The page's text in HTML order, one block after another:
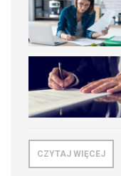
CZYTAJ WIĘCEJ